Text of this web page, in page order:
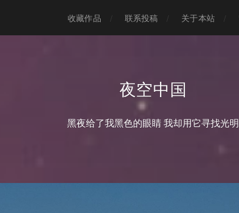
收藏作品 联系投稿 关于本站
夜空中国
黑夜给了我黑色的眼睛 我却用它寻找光明